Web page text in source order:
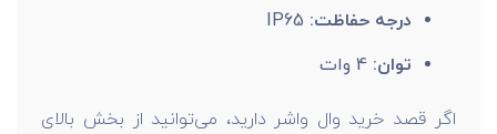
درجه حفاظت:
توان:4 وات
اگر قصد خرید وال واشر دارید، می‌توانید از بخش بالای